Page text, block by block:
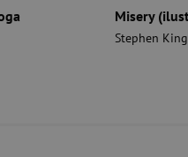
Stephen King